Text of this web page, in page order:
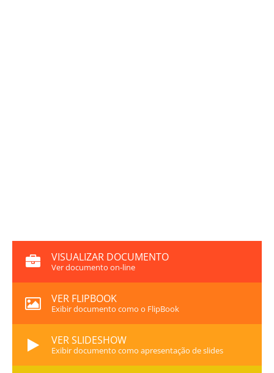
VISUALIZAR DOCUMENTO
Ver documento on-line
VER FLIPBOOK
Exibir documento como o FlipBook
VER SLIDESHOW
Exibir documento como apresentação de slides